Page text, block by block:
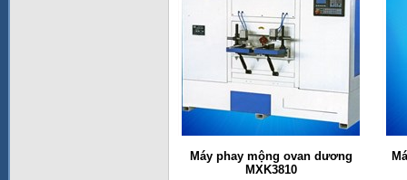
Máy phay mộng ovan dương
MXK3810